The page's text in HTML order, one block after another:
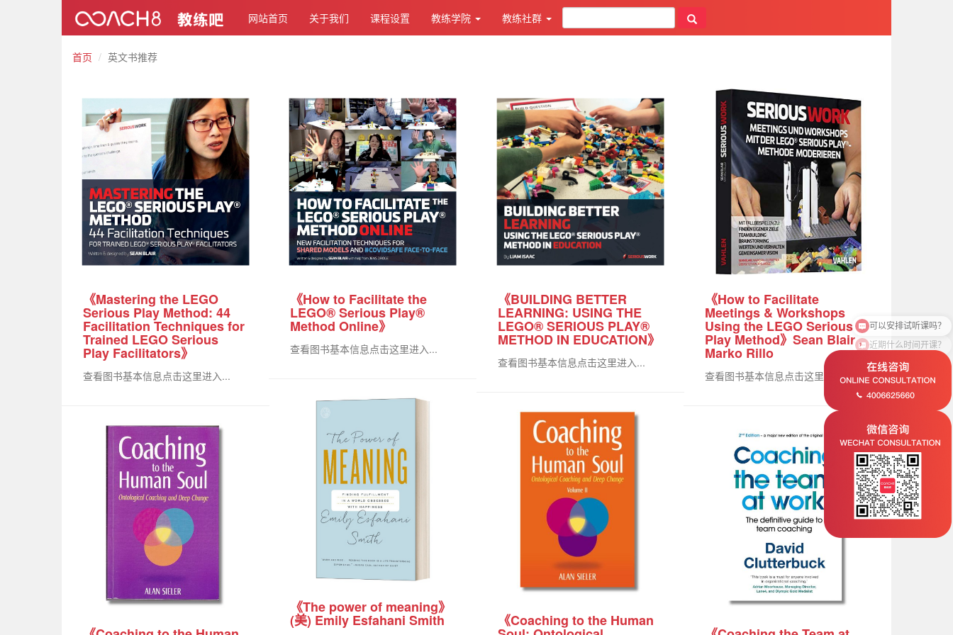
网站首页 关于我们 课程设置 教练学院 教练社群
首页 英文书推荐
《Mastering the LEGO
Serious Play Method: 44
Facilitation Techniques for
Trained LEGO Serious
Play Facilitators》
查看图书基本信息点击这里进入...
《How to Facilitate the
LEGO® Serious Play®
Method Online》
查看图书基本信息点击这里进入...
《BUILDING BETTER
LEARNING: USING THE
LEGO® SERIOUS PLAY®
METHOD IN EDUCATION》
查看图书基本信息点击这里进入...
《How to Facilitate
Meetings & Workshops
Using the LEGO Serious
Play Method》Sean Blair ,
Marko Rillo
查看图书基本信息点击这里进入...
《The power of meaning》
(美) Emily Esfahani Smith 《Coaching to the Human
近期什么时间开课？